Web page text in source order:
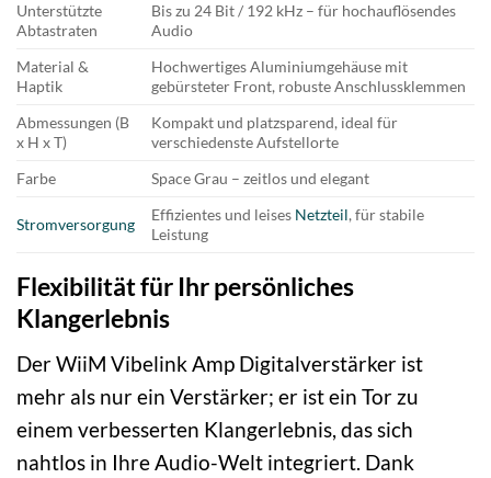
Unterstützte
Abtastraten
Bis zu 24 Bit / 192 kHz – für hochauflösendes
Audio
Material &
Haptik
Hochwertiges Aluminiumgehäuse mit
gebürsteter Front, robuste Anschlussklemmen
Abmessungen (B
x H x T)
Kompakt und platzsparend, ideal für
verschiedenste Aufstellorte
Farbe
Space Grau – zeitlos und elegant
Stromversorgung
Effizientes und leises Netzteil, für stabile
Leistung
Flexibilität für Ihr persönliches
Klangerlebnis
Der WiiM Vibelink Amp Digitalverstärker ist
mehr als nur ein Verstärker; er ist ein Tor zu
einem verbesserten Klangerlebnis, das sich
nahtlos in Ihre Audio-Welt integriert. Dank